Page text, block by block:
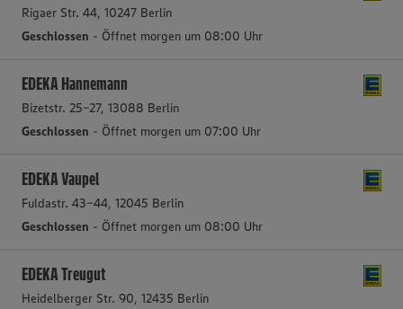
Rigaer Str. 44, 10247 Berlin
Geschlossen - Öffnet morgen um 08:00 Uhr
EDEKA Hannemann
Bizetstr. 25-27, 13088 Berlin
Geschlossen - Öffnet morgen um 07:00 Uhr
EDEKA Vaupel
Fuldastr. 43-44, 12045 Berlin
Geschlossen - Öffnet morgen um 08:00 Uhr
EDEKA Treugut
Heidelberger Str. 90, 12435 Berlin